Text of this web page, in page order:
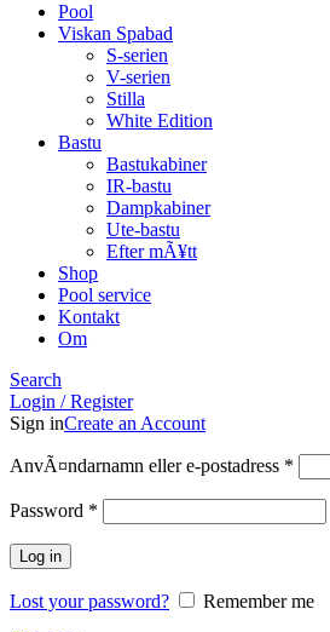
Pool
Viskan Spabad
S-serien
V-serien
Stilla
White Edition
Bastu
Bastukabiner
IR-bastu
Dampkabiner
Ute-bastu
Efter mÃ¥tt
Shop
Pool service
Kontakt
Om
Search
Login / Register
Sign inCreate an Account
AnvÃ¤ndarnamn eller e-postadress *
Password *
Log in
Lost your password? Remember me